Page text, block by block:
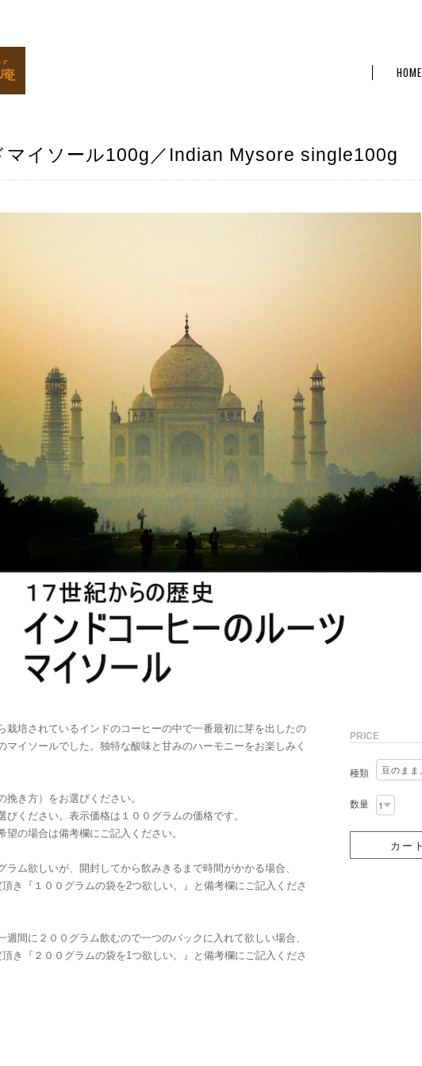
HOME
マイソール100g／Indian Mysore single100g
栽培されているインドのコーヒーの中で一番最初に芽を出したの
マイソールでした。独特な酸味と甘みのハーモニーをお楽しみく
き方）をお選びください。
ください。表示価格は１００グラムの価格です。
望の場合は備考欄にご記入ください。
ラム欲しいが、開封してから飲みきるまで時間がかかる場合、
き『１００グラムの袋を2つ欲しい。』と備考欄にご記入くださ
週間に２００グラム飲むので一つのパックに入れて欲しい場合、
き『２００グラムの袋を1つ欲しい。』と備考欄にご記入くださ
PRICE
種類
数量